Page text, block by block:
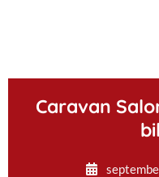
Caravan